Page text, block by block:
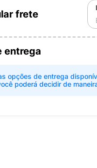
frete
entrega
opções de entrega
poderá decidir de